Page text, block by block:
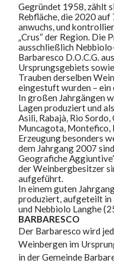
Gegründet 1958, zählt
Rebfläche, die 2020
anwuchs, und
„Crus“ der Region.
ausschließlich
Barbaresco D.O.C.G.
Ursprungsgebiets
Trauben derselben
eingestuft wurden –
In großen Jahrgängen
Lagen produziert und
Asili, Rabajà, Rio
Muncagota, Montefico,
Erzeugung besonders
dem Jahrgang 2007
Geografiche
der Weinbergbesitzer
aufgeführt.
In einem guten
produziert, aufgeteilt in
und Nebbiolo Langhe
BARBARESCO
Der Barbaresco wird
Weinbergen im
in der Gemeinde